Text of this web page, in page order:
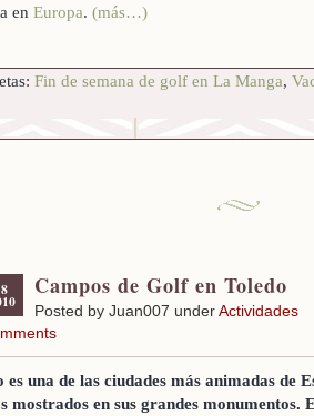
en Europa. (más…)
Fin de semana de golf en La Manga,
Campos de Golf en Toledo
Posted by Juan007 underActividades
es una de las ciudades más animadas de
mostrados en sus grandes monumentos.